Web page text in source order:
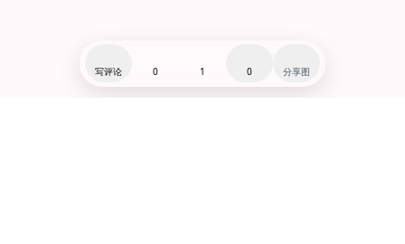
写评论 0 1 0 分享图